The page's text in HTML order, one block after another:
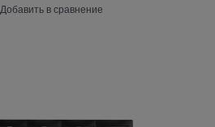
Добавить в сравнение